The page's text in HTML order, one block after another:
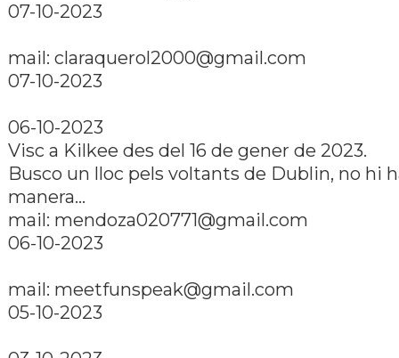
07-10-2023
mail: claraquerol2000@gmail.com
07-10-2023
06-10-2023
Visc a Kilkee des del 16 de gener de 2023.
Busco un lloc pels voltants de Dublin, no hi
manera...
mail: mendoza020771@gmail.com
06-10-2023
mail: meetfunspeak@gmail.com
05-10-2023